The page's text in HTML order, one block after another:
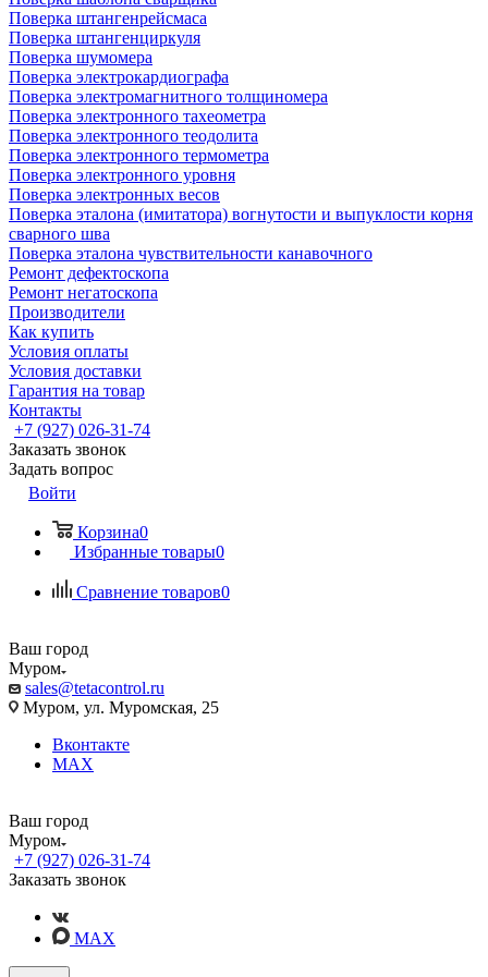
Поверка штангенрейсмаса
Поверка штангенциркуля
Поверка шумомера
Поверка электрокардиографа
Поверка электромагнитного толщиномера
Поверка электронного тахеометра
Поверка электронного теодолита
Поверка электронного термометра
Поверка электронного уровня
Поверка электронных весов
Поверка эталона (имитатора) вогнутости и выпуклости корня
сварного шва
Поверка эталона чувствительности канавочного
Ремонт дефектоскопа
Ремонт негатоскопа
Производители
Как купить
Условия оплаты
Условия доставки
Гарантия на товар
Контакты
+7 (927) 026-31-74
Заказать звонок
Задать вопрос
Войти
Корзина0
Избранные товары0
Сравнение товаров0
Ваш город
Муром
sales@tetacontrol.ru
Муром, ул. Муромская, 25
Вконтакте
MAX
Ваш город
Муром
+7 (927) 026-31-74
Заказать звонок
MAX